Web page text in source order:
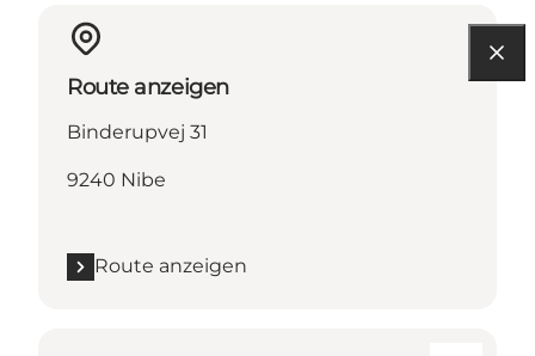
Route anzeigen
Binderupvej 31
9240 Nibe
Route anzeigen